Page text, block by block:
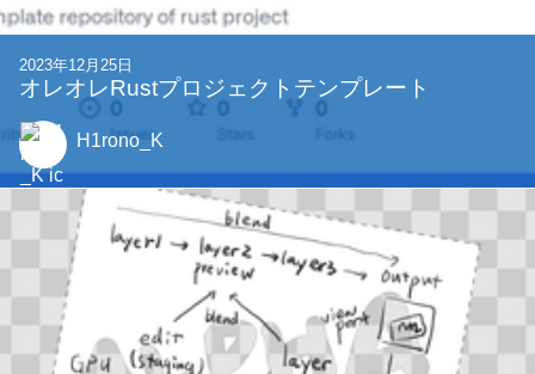
2023年12月25日
オレオレRustプロジェクトテンプレート
H1rono_K